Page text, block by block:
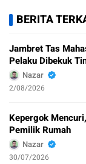
BERITA
Jambret Tas
Pelaku Dibekuk
Nazar
2/08/2026
Kepergok
Pemilik Rumah
Nazar
30/07/2026